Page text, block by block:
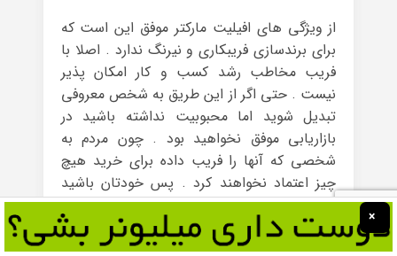
از ویژگی های افیلیت مارکتر موفق این است که
برای برند‌سازی فریبکاری و نیرنگ ندارد . اصلا با
فریب مخاطب رشد کسب و کار امکان پذیر
نیست . حتی اگر از این طریق به شخص معروفی
تبدیل شوید اما محبوبیت نداشته باشید در
بازاریابی موفق نخواهید بود . چون مردم به
شخصی که آنها را فریب داده برای خرید هیچ
چیز اعتماد نخواهند کرد . پس خودتان باشید
بدون اینکه نقش بازی کنید .
راه دیگری که از طریق آن می‌توانید به ساخت
×